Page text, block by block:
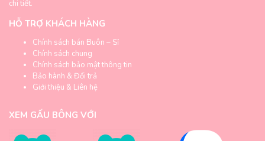
chi tiết.
HỖ TRỢ KHÁCH HÀNG
Chính sách bán Buôn – Sỉ
Chính sách chung
Chính sách bảo mật thông tin
Bảo hành & Đổi trả
Giới thiệu & Liên hệ
XEM GẤU BÔNG VỚI